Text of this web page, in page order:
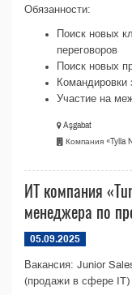
Обязанности:
Поиск новых
переговоров
Поиск новых
Командировки
Участие на
Aşgabat
Компания «Tylla
ИТ компания
менеджера по
05.09.2025
Вакансия: Junior
(продажи в сфере IT)